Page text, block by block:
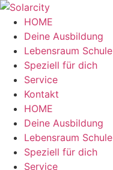
Zum
Inhalt
wechseln
HOME
Deine Ausbildung
Lebensraum Schule
Speziell für dich
Service
Kontakt
Menü HOME
Deine Ausbildung
Lebensraum Schule
Speziell für dich
Service